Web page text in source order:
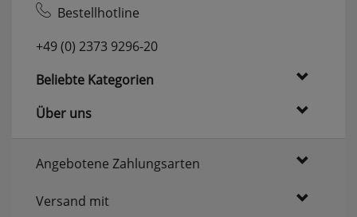
websale_useragreement_optin_searchinput_cookie
websale_useragreement_optin_userlike_chat
der Besucher, die in der Cookie Box von
www.pferdekaemper.de ausgewählt wurden.
ws_basket_pferdekaemper
Bestellhotline
+49 (0) 2373 9296-20
Beliebte Kategorien
Über uns
Angebotene Zahlungsarten
Versand mit